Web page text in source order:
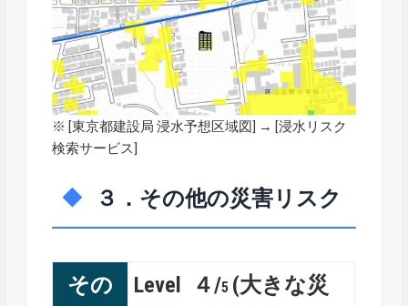
※ [東京都建設局 浸水予想区域図] → [浸水リスク
検索サービス]
３．その他の災害リスク
その
Level ４/5 (大きな災